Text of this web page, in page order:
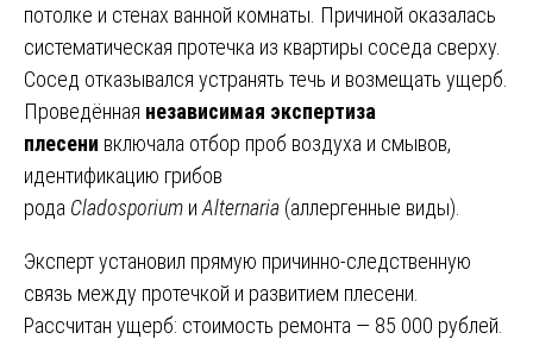
потолке и стенах ванной комнаты. Причиной оказалась
систематическая протечка из квартиры соседа сверху.
Сосед отказывался устранять течь и возмещать ущерб.
Проведённая независимая экспертиза
плесени включала отбор проб воздуха и смывов,
идентификацию грибов
рода Cladosporium и Alternaria (аллергенные виды).
Эксперт установил прямую причинно-следственную
связь между протечкой и развитием плесени.
Рассчитан ущерб: стоимость ремонта — 85 000 рублей.